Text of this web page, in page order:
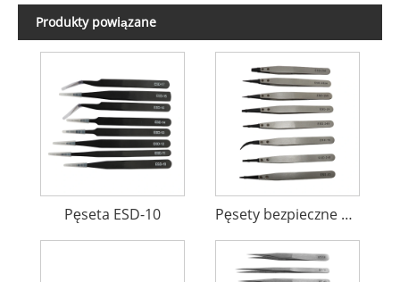
Produkty powiązane
Pęseta ESD-10 Pęsety bezpieczne ESD